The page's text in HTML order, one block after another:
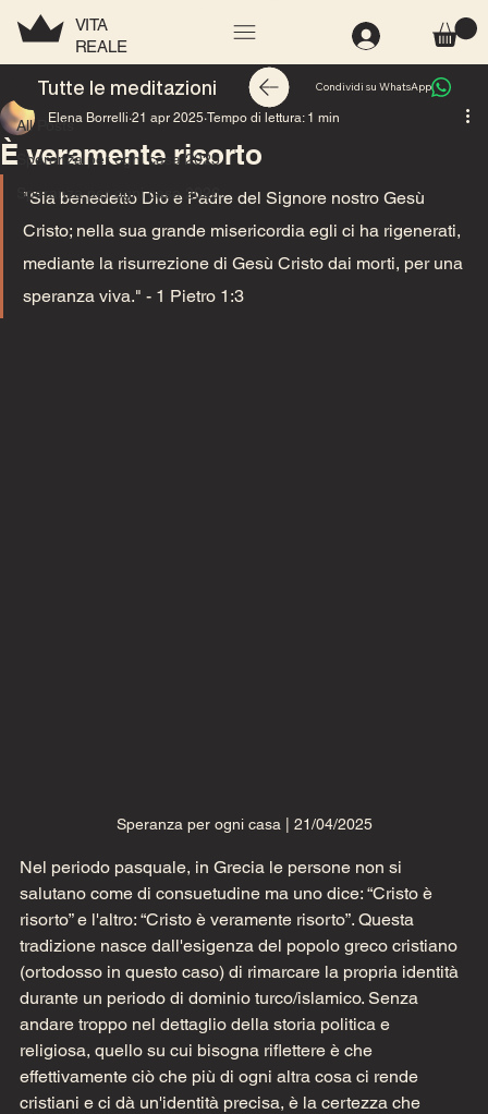
VITA
REALE
All Posts
Speranza per ogni casa 2025
Speranza per ogni casa 2026
All Posts
È veramente risorto
Elena Borrelli 21 apr 2025 Tempo di lettura: 1 min
"Sia benedetto Dio e Padre del Signore nostro Gesù
Cristo; nella sua grande misericordia egli ci ha rigenerati,
mediante la risurrezione di Gesù Cristo dai morti, per una
speranza viva." - 1 Pietro 1:3
Speranza per ogni casa | 21/04/2025
Nel periodo pasquale, in Grecia le persone non si
salutano come di consuetudine ma uno dice: “Cristo è
risorto” e l'altro: “Cristo è veramente risorto”. Questa
tradizione nasce dall'esigenza del popolo greco cristiano
(ortodosso in questo caso) di rimarcare la propria identità
durante un periodo di dominio turco/islamico. Senza
andare troppo nel dettaglio della storia politica e
religiosa, quello su cui bisogna riflettere è che
effettivamente ciò che più di ogni altra cosa ci rende
cristiani e ci dà un'identità precisa, è la certezza che
Tutte le meditazioni Condividi su WhatsApp